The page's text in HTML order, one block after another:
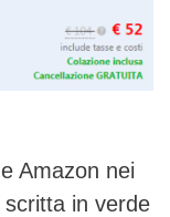
Amazon nei
in verde